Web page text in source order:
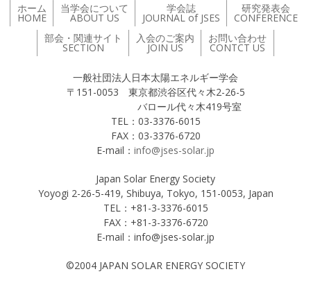
ホーム
HOME
当学会について
ABOUT US
学会誌
JOURNAL of JSES
研究発表会
CONFERENCE
部会・関連サイト
SECTION
入会のご案内
JOIN US
お問い合わせ
CONTCT US
一般社団法人日本太陽エネルギー学会
〒151-0053 東京都渋谷区代々木2-26-5
バロール代々木419号室
TEL：03-3376-6015
FAX：03-3376-6720
E-mail： info@jses-solar.jp
Japan Solar Energy Society
Yoyogi 2-26-5-419, Shibuya, Tokyo, 151-0053, Japan
TEL：+81-3-3376-6015
FAX：+81-3-3376-6720
E-mail：info@jses-solar.jp
©2004 JAPAN SOLAR ENERGY SOCIETY